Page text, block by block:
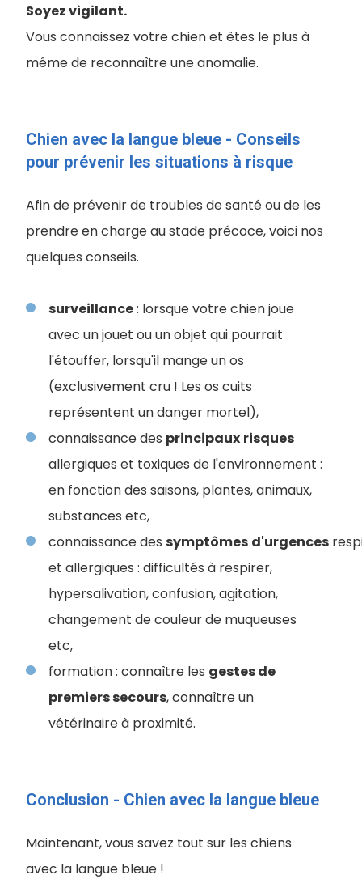
Soyez vigilant.
Vous connaissez votre chien et êtes le plus à
même de reconnaître une anomalie.
Chien avec la langue bleue - Conseils
pour prévenir les situations à risque
Afin de prévenir de troubles de santé ou de les
prendre en charge au stade précoce, voici nos
quelques conseils.
surveillance: lorsque votre chien joue
avec un jouet ou un objet qui pourrait
l'étouffer, lorsqu'il mange un os
(exclusivement cru ! Les os cuits
représentent un danger mortel),
connaissance des principaux risques
allergiques et toxiques de l'environnement :
en fonction des saisons, plantes, animaux,
substances etc,
connaissance des symptômes d'urgences
et allergiques : difficultés à respirer,
hypersalivation, confusion, agitation,
changement de couleur de muqueuses
etc,
formation : connaître les gestes de
premiers secours, connaître un
vétérinaire à proximité.
Conclusion - Chien avec la langue bleue
Maintenant, vous savez tout sur les chiens
avec la langue bleue !